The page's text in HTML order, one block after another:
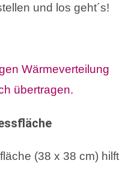
und los geht´s!
(38 x 38 cm) hilft